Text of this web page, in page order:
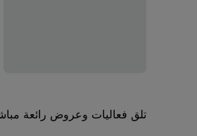
تلق فعاليات وعروض رائعة